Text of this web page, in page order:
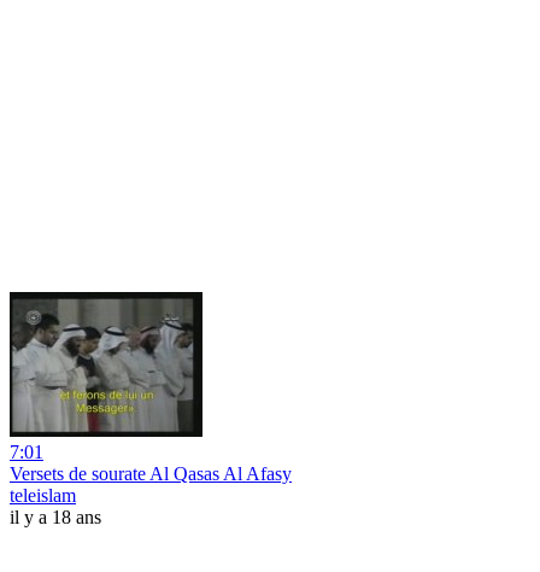
7:01
Versets de sourate Al Qasas Al Afasy
teleislam
il y a 18 ans